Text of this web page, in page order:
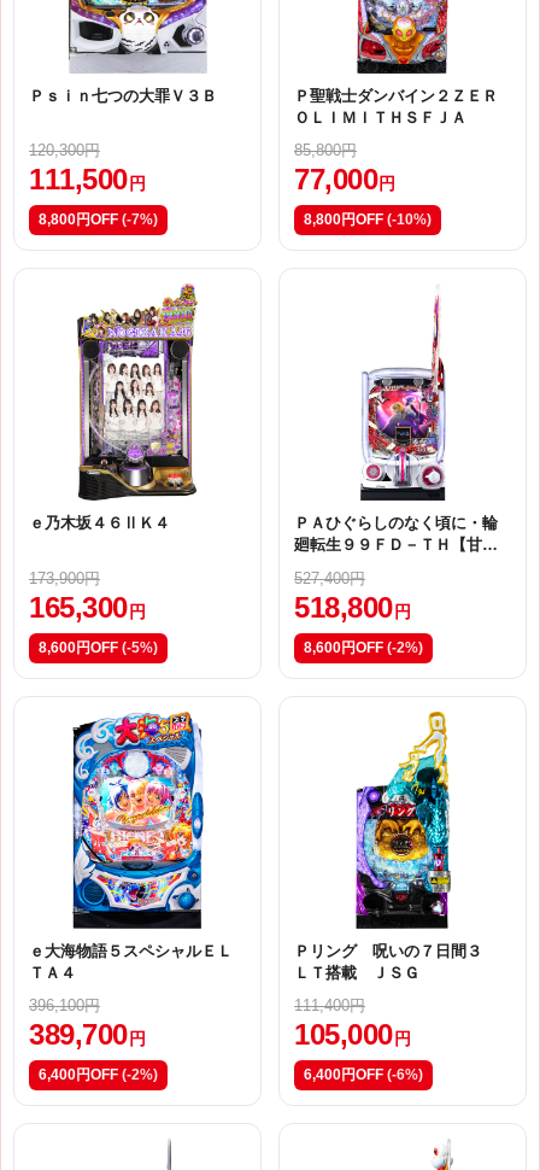
Ｐｓｉｎ七つの大罪Ｖ３Ｂ
120,300円
111,500 円
8,800円OFF (-7%)
Ｐ聖戦士ダンバイン２ＺＥＲ
ＯＬＩＭＩＴＨＳＦＪＡ
85,800円
77,000 円
8,800円OFF (-10%)
ｅ乃木坂４６ⅡＫ４
173,900円
165,300 円
8,600円OFF (-5%)
ＰＡひぐらしのなく頃に・輪
廻転生９９ＦＤ－ＴＨ【甘デ
527,400円
518,800 円
8,600円OFF (-2%)
ｅ大海物語５スペシャルＥＬ
ＴＡ４
396,100円
389,700 円
6,400円OFF (-2%)
Ｐリング 呪いの７日間３
ＬＴ搭載 ＪＳＧ
111,400円
105,000 円
6,400円OFF (-6%)